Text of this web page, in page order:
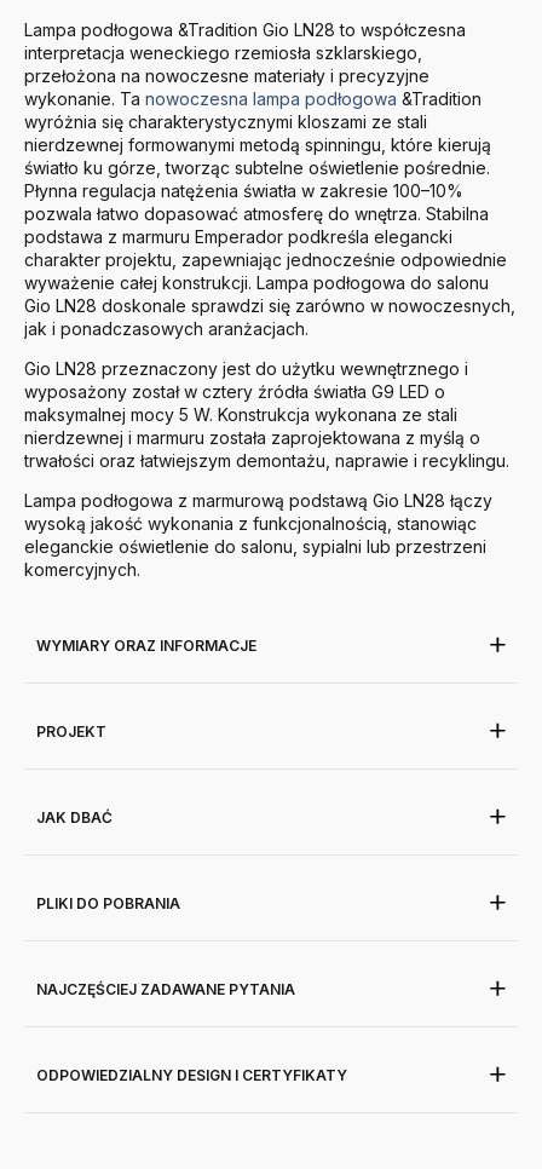
Lampa podłogowa &Tradition Gio LN28 to współczesna
interpretacja weneckiego rzemiosła szklarskiego,
przełożona na nowoczesne materiały i precyzyjne
wykonanie. Ta nowoczesna lampa podłogowa &Tradition
wyróżnia się charakterystycznymi kloszami ze stali
nierdzewnej formowanymi metodą spinningu, które kierują
światło ku górze, tworząc subtelne oświetlenie pośrednie.
Płynna regulacja natężenia światła w zakresie 100–10%
pozwala łatwo dopasować atmosferę do wnętrza. Stabilna
podstawa z marmuru Emperador podkreśla elegancki
charakter projektu, zapewniając jednocześnie odpowiednie
wyważenie całej konstrukcji. Lampa podłogowa do salonu
Gio LN28 doskonale sprawdzi się zarówno w nowoczesnych,
jak i ponadczasowych aranżacjach.
Gio LN28 przeznaczony jest do użytku wewnętrznego i
wyposażony został w cztery źródła światła G9 LED o
maksymalnej mocy 5 W. Konstrukcja wykonana ze stali
nierdzewnej i marmuru została zaprojektowana z myślą o
trwałości oraz łatwiejszym demontażu, naprawie i recyklingu.
Lampa podłogowa z marmurową podstawą Gio LN28 łączy
wysoką jakość wykonania z funkcjonalnością, stanowiąc
eleganckie oświetlenie do salonu, sypialni lub przestrzeni
komercyjnych.
WYMIARY ORAZ INFORMACJE
PROJEKT
JAK DBAĆ
PLIKI DO POBRANIA
NAJCZĘŚCIEJ ZADAWANE PYTANIA
ODPOWIEDZIALNY DESIGN I CERTYFIKATY